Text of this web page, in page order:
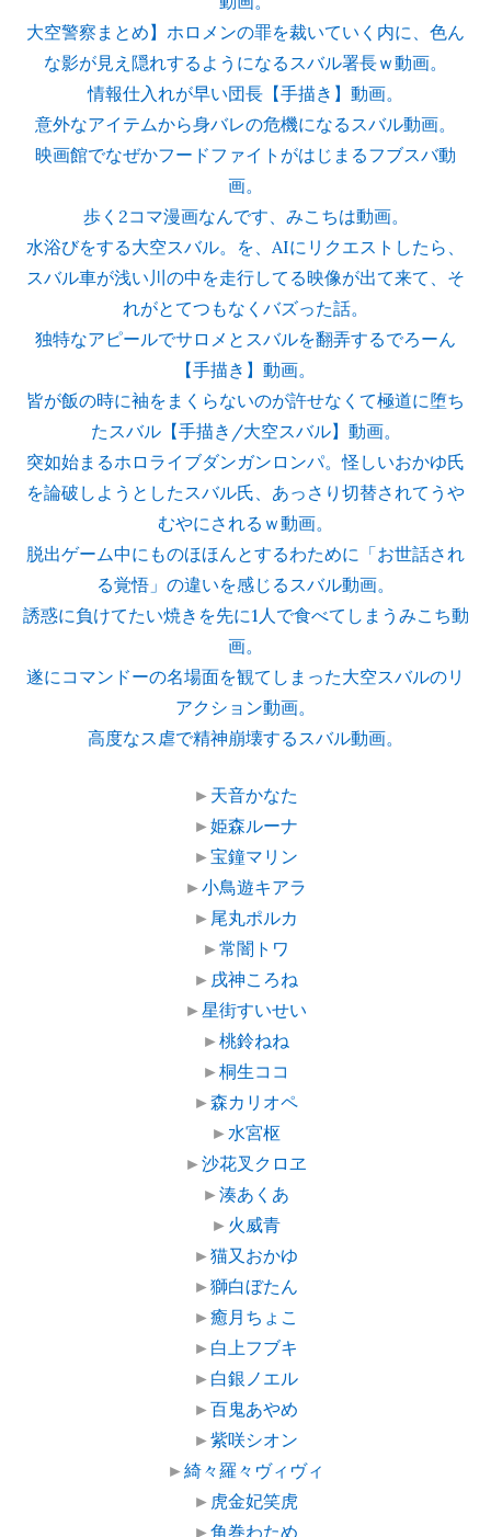
大空警察まとめ】ホロメンの罪を裁いていく内に、色ん
な影が見え隠れするようになるスバル署長ｗ動画。
情報仕入れが早い団長【手描き】動画。
意外なアイテムから身バレの危機になるスバル動画。
映画館でなぜかフードファイトがはじまるフブスバ動
画。
歩く2コマ漫画なんです、みこちは動画。
水浴びをする大空スバル。を、AIにリクエストしたら、
スバル車が浅い川の中を走行してる映像が出て来て、そ
れがとてつもなくバズった話。
独特なアピールでサロメとスバルを翻弄するでろーん
【手描き】動画。
皆が飯の時に袖をまくらないのが許せなくて極道に堕ち
たスバル【手描き/大空スバル】動画。
突如始まるホロライブダンガンロンパ。怪しいおかゆ氏
を論破しようとしたスバル氏、あっさり切替されてうや
むやにされるｗ動画。
脱出ゲーム中にものほほんとするわために「お世話され
る覚悟」の違いを感じるスバル動画。
誘惑に負けてたい焼きを先に1人で食べてしまうみこち動
画。
遂にコマンドーの名場面を観てしまった大空スバルのリ
アクション動画。
高度なス虐で精神崩壊するスバル動画。
► 天音かなた
►姫森ルーナ
►宝鐘マリン
►小鳥遊キアラ
► 尾丸ポルカ
►常闇トワ
► 戌神ころね
►星街すいせい
►桃鈴ねね
►桐生ココ
►森カリオペ
► 水宮枢
►沙花叉クロヱ
►湊あくあ
► 火威青
►猫又おかゆ
►獅白ぼたん
►癒月ちょこ
► 白上フブキ
► 白銀ノエル
►百鬼あやめ
►紫咲シオン
►綺々羅々ヴィヴィ
► 虎金妃笑虎
►角巻わため